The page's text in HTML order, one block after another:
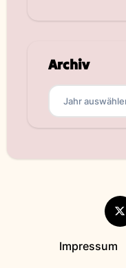
Archiv
Archiv
Impressum